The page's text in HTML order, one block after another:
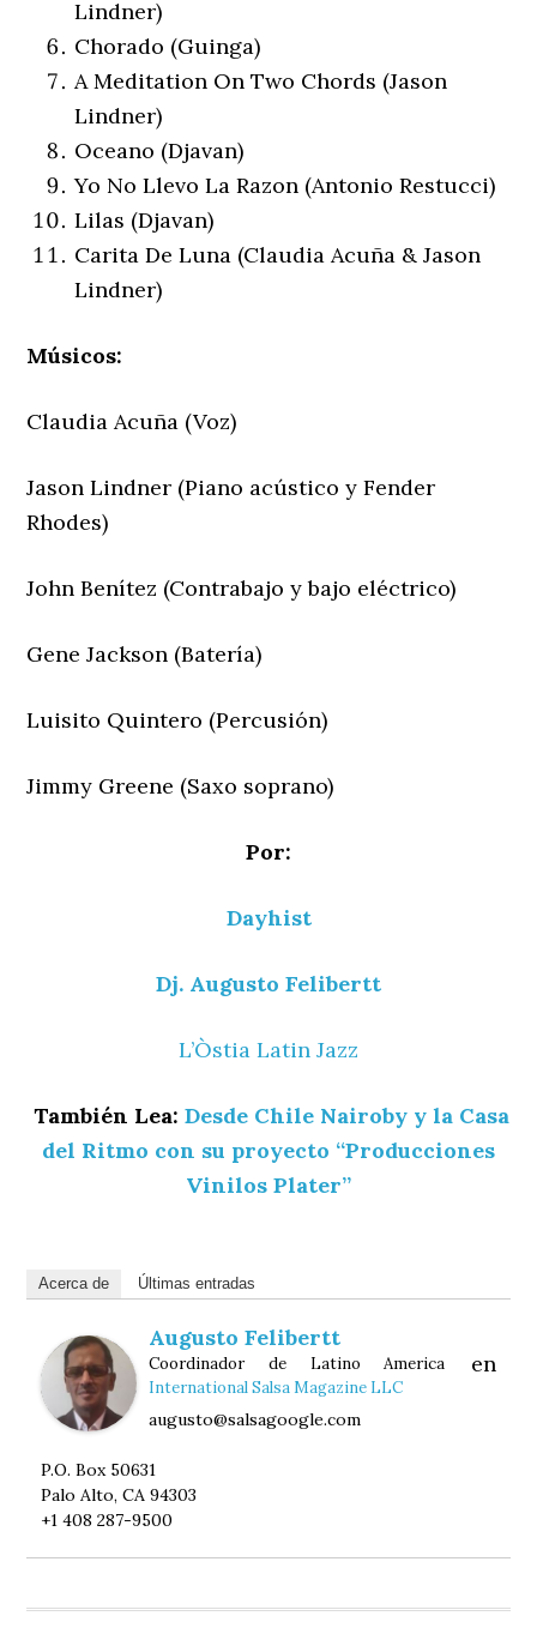
Lindner)
Chorado (Guinga)
A Meditation On Two Chords (Jason
Lindner)
Oceano (Djavan)
Yo No Llevo La Razon (Antonio Restucci)
Lilas (Djavan)
Carita De Luna (Claudia Acuña & Jason
Lindner)
Músicos:
Claudia Acuña (Voz)
Jason Lindner (Piano acústico y Fender
Rhodes)
John Benítez (Contrabajo y bajo eléctrico)
Gene Jackson (Batería)
Luisito Quintero (Percusión)
Jimmy Greene (Saxo soprano)
Por:
Dayhist
Dj. Augusto Felibertt
L’Òstia Latin Jazz
También Lea: Desde Chile Nairoby y la Casa
del Ritmo con su proyecto “Producciones
Vinilos Plater”
Acerca de Últimas entradas
Augusto Felibertt
Coordinador de Latino America en
International Salsa Magazine LLC
augusto@salsagoogle.com
P.O. Box 50631
Palo Alto, CA 94303
+1 408 287-9500